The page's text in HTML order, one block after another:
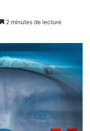
2 minutes de lecture